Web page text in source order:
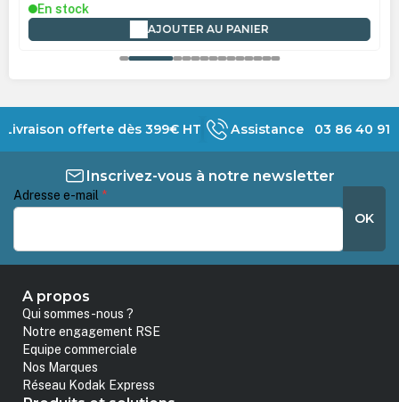
En stock
AJOUTER AU PANIER
Livraison offerte dès 399€ HT Assistance 03 86 40 91
Inscrivez-vous à notre newsletter
Adresse e-mail *
OK
A propos
Qui sommes-nous ?
Notre engagement RSE
Equipe commerciale
Nos Marques
Réseau Kodak Express